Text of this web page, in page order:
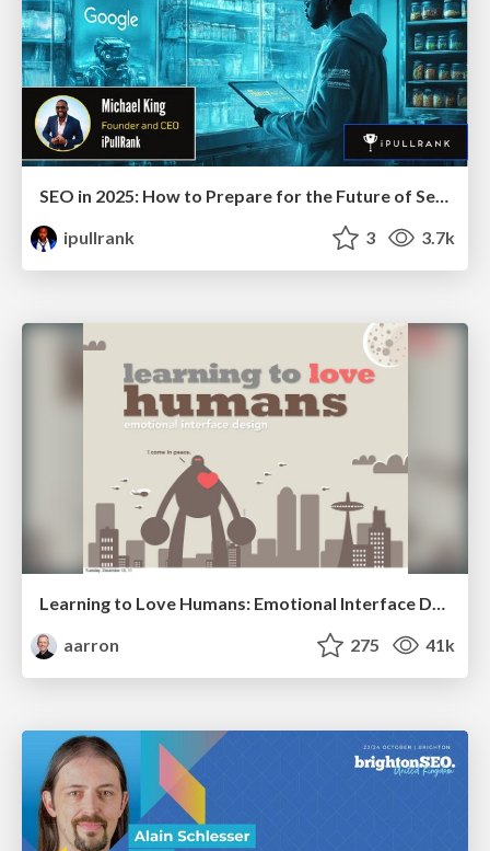
SEO in 2025: How to Prepare for the Future of Search
ipullrank
3 3.7k
Learning to Love Humans: Emotional Interface Design
aarron
275 41k